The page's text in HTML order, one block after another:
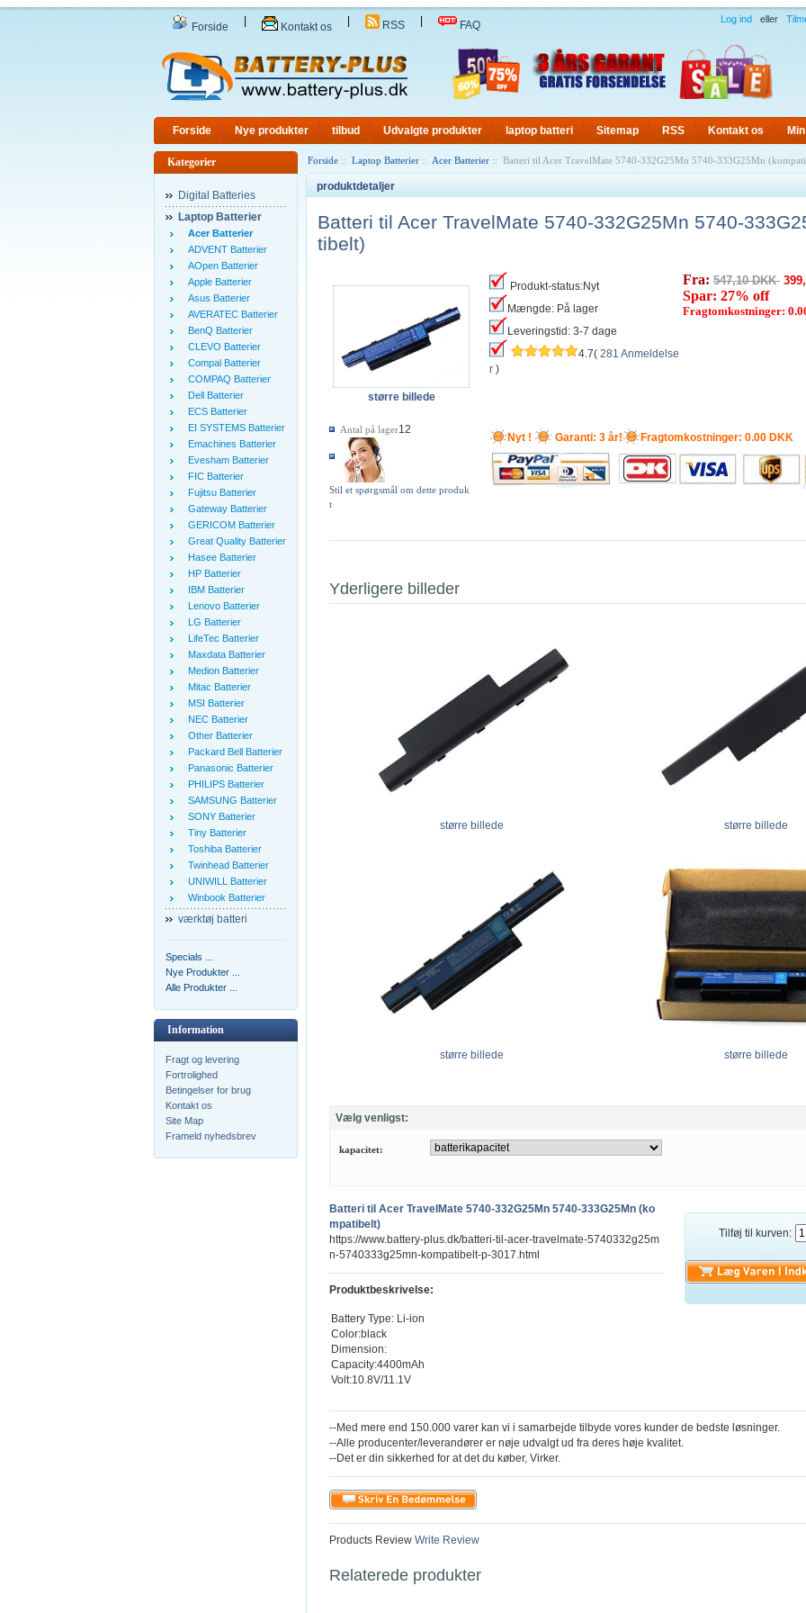
Forside Kontakt os RSS FAQ Log ind eller
Forside Nye produkter tilbud Udvalgte produkter laptop batteri Sitemap RSS Kontakt os
Kategorier
Digital Batteries
Laptop Batterier
Acer Batterier
ADVENT Batterier
AOpen Batterier
Apple Batterier
Asus Batterier
AVERATEC Batterier
BenQ Batterier
CLEVO Batterier
Compal Batterier
COMPAQ Batterier
Dell Batterier
ECS Batterier
EI SYSTEMS Batterier
Emachines Batterier
Evesham Batterier
FIC Batterier
Fujitsu Batterier
Gateway Batterier
GERICOM Batterier
Great Quality Batterier
Hasee Batterier
HP Batterier
IBM Batterier
Lenovo Batterier
LG Batterier
LifeTec Batterier
Maxdata Batterier
Medion Batterier
Mitac Batterier
MSI Batterier
NEC Batterier
Other Batterier
Packard Bell Batterier
Panasonic Batterier
PHILIPS Batterier
SAMSUNG Batterier
SONY Batterier
Tiny Batterier
Toshiba Batterier
Twinhead Batterier
UNIWILL Batterier
Winbook Batterier
værktøj batteri
Specials ...
Nye Produkter ...
Alle Produkter ...
Information
Fragt og levering
Fortrolighed
Betingelser for brug
Kontakt os
Site Map
Frameld nyhedsbrev
Forside :: Laptop Batterier :: Acer Batterier :: Batteri til Acer TravelMate 5740-332G25Mn 5740-333G25Mn
produktdetaljer
Batteri til Acer TravelMate 5740-332G25Mn 5740-
tibelt)
større billede
Antal på lager12
Stil et spørgsmål om dette produk
t
Produkt-status:Nyt
Mængde: På lager
Leveringstid: 3-7 dage
4.7( 281 Anmeldelse
r )
Fra: 547,10 DKK
Spar: 27% off
Fragtomkostninger:
Nyt ! Garanti: 3 år! Fragtomkostninger: 0.00 DKK
Yderligere billeder
større billede større billede
større billede større billede
Vælg venligst:
kapacitet:
Tilføj til kurven:
Batteri til Acer TravelMate 5740-332G25Mn 5740-333G25Mn (ko
mpatibelt)
https://www.battery-plus.dk/batteri-til-acer-travelmate-5740332g25m
n-5740333g25mn-kompatibelt-p-3017.html
Produktbeskrivelse:
Battery Type: Li-ion
Color:black
Dimension:
Capacity:4400mAh
Volt:10.8V/11.1V
--Med mere end 150.000 varer kan vi i samarbejde tilbyde vores kunder de bedste løsninger.
--Alle producenter/leverandører er nøje udvalgt ud fra deres høje kvalitet.
--Det er din sikkerhed for at det du køber, Virker.
Products Review Write Review
Relaterede produkter